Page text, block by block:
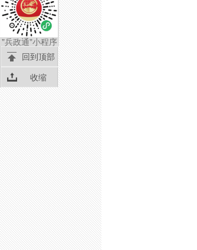
"兵政通"小程序
回到顶部
收缩